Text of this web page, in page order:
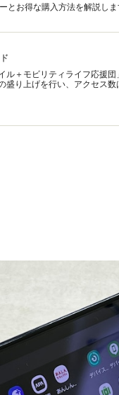
とお得な購入方法を解説しま
ル＋モビリティライフ応援
盛り上げを行い、アクセス数